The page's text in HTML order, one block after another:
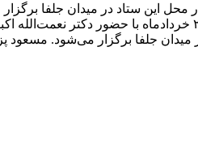
این ستاد در میدان جلفا
دکتر مسعود پزشکیان، نامزد ریاست جمهوری از ساعت ۱۹ امروز
برگزار می‌شود. مسعود پزشکیان متولد ۷